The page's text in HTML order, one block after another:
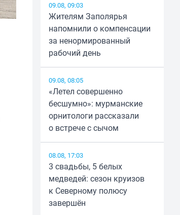
09.08, 09:03
Жителям Заполярья
напомнили о компенсации
за ненормированный
рабочий день
09.08, 08:05
«Летел совершенно
бесшумно»: мурманские
орнитологи рассказали
о встрече с сычом
08.08, 17:03
3 свадьбы, 5 белых
медведей: сезон круизов
к Северному полюсу
завершён